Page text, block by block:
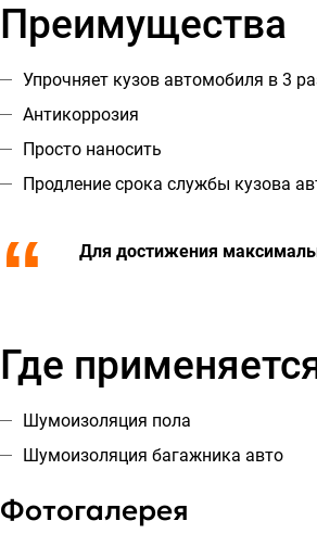
Преимущества
Упрочняет кузов автомобиля в 3
Антикоррозия
Просто наносить
Продление срока службы кузова
Для достижения
Где
Шумоизоляция пола
Шумоизоляция багажника авто
Фотогалерея